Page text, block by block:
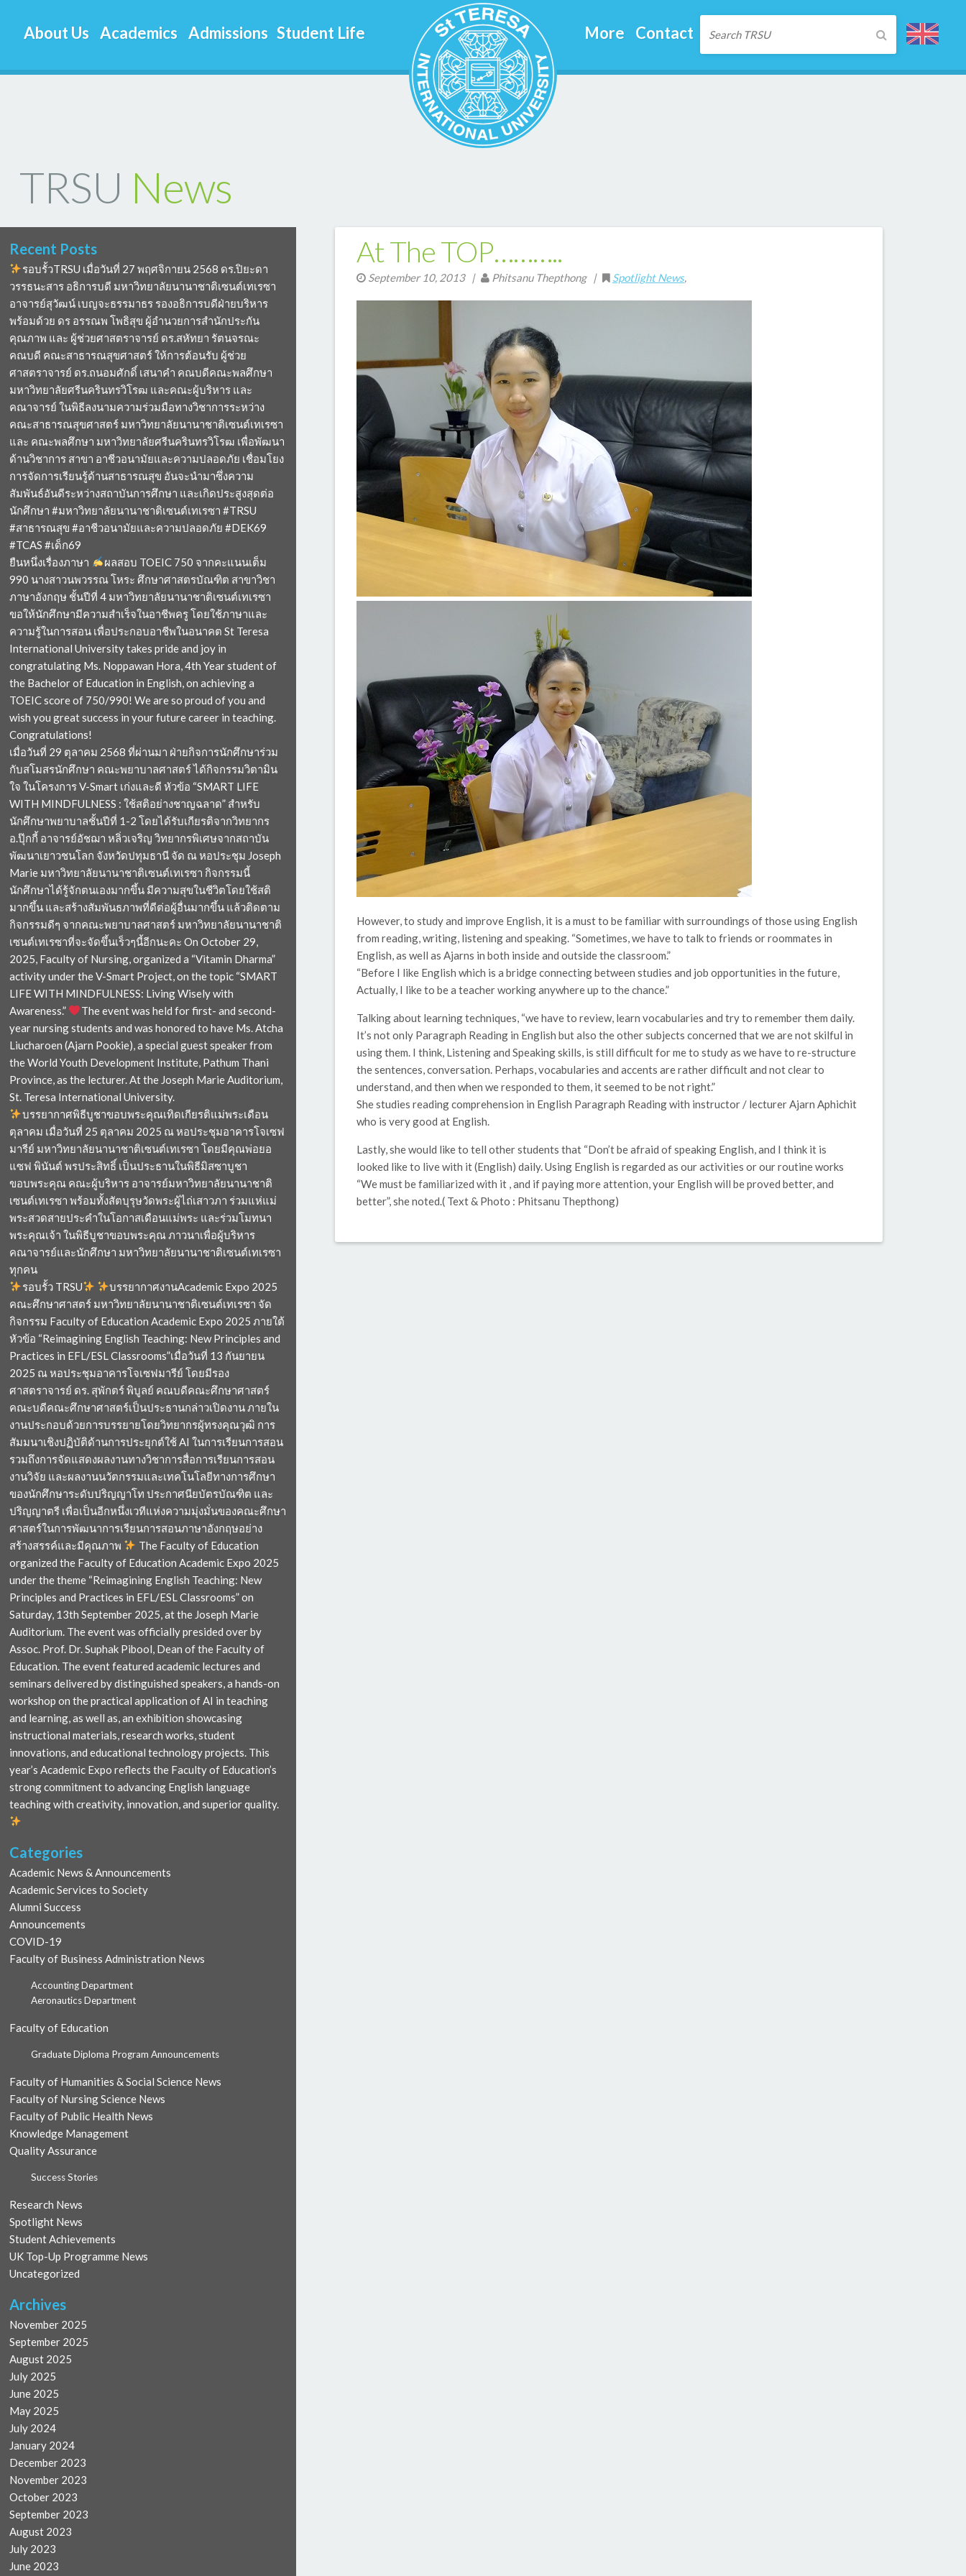
About Us Academics Admissions Student Life More Contact
TRSU News
Recent Posts
รอบรั้วTRSU เมื่อวันที่ 27 พฤศจิกายน 2568 ดร.ปิยะดา
วรรธนะสาร อธิการบดี มหาวิทยาลัยนานาชาติเซนต์เทเรซา
อาจารย์สุวัฒน์ เบญจะธรรมาธร รองอธิการบดีฝ่ายบริหาร
พร้อมด้วย ดร อรรณพ โพธิสุข ผู้อำนวยการสำนักประกัน
คุณภาพ และ ผู้ช่วยศาสตราจารย์ ดร.สหัทยา รัตนจรณะ
คณบดี คณะสาธารณสุขศาสตร์ ให้การต้อนรับ ผู้ช่วย
ศาสตราจารย์ ดร.ถนอมศักดิ์ เสนาคำ คณบดีคณะพลศึกษา
มหาวิทยาลัยศรีนครินทรวิโรฒ และคณะผู้บริหาร และ
คณาจารย์ ในพิธีลงนามความร่วมมือทางวิชาการระหว่าง
คณะสาธารณสุขศาสตร์ มหาวิทยาลัยนานาชาติเซนต์เทเรซา
และ คณะพลศึกษา มหาวิทยาลัยศรีนครินทรวิโรฒ เพื่อพัฒนา
ด้านวิชาการ สาขา อาชีวอนามัยและความปลอดภัย เชื่อมโยง
การจัดการเรียนรู้ด้านสาธารณสุข อันจะนำมาซึ่งความ
สัมพันธ์อันดีระหว่างสถาบันการศึกษา และเกิดประสูงสุดต่อ
นักศึกษา #มหาวิทยาลัยนานาชาติเซนต์เทเรซา #TRSU
#สาธารณสุข #อาชีวอนามัยและความปลอดภัย #DEK69
#TCAS #เด็ก69
ยืนหนึ่งเรื่องภาษา
ผลสอบ TOEIC 750 จากคะแนนเต็ม
990 นางสาวนพวรรณ โหระ ศึกษาศาสตรบัณฑิต สาขาวิชา
ภาษาอังกฤษ ชั้นปีที่ 4 มหาวิทยาลัยนานาชาติเซนต์เทเรซา
ขอให้นักศึกษามีความสำเร็จในอาชีพครู โดยใช้ภาษาและ
ความรู้ในการสอน เพื่อประกอบอาชีพในอนาคต St Teresa
International University takes pride and joy in
congratulating Ms. Noppawan Hora, 4th Year student of
the Bachelor of Education in English, on achieving a
TOEIC score of 750/990! We are so proud of you and
wish you great success in your future career in teaching.
Congratulations!
เมื่อวันที่ 29 ตุลาคม 2568 ที่ผ่านมา ฝ่ายกิจการนักศึกษาร่วม
กับสโมสรนักศึกษา คณะพยาบาลศาสตร์ ได้กิจกรรมวิตามิน
ใจ ในโครงการ V-Smart เก่งและดี หัวข้อ “SMART LIFE
WITH MINDFULNESS : ใช้สติอย่างชาญฉลาด” สำหรับ
นักศึกษาพยาบาลชั้นปีที่ 1-2 โดยได้รับเกียรติจากวิทยากร
อ.ปุ๊กกี้ อาจารย์อัชฌา หลิ่วเจริญ วิทยากรพิเศษจากสถาบัน
พัฒนาเยาวชนโลก จังหวัดปทุมธานี จัด ณ หอประชุม Joseph
Marie มหาวิทยาลัยนานาชาติเซนต์เทเรซา กิจกรรมนี้
นักศึกษาได้รู้จักตนเองมากขึ้น มีความสุขในชีวิตโดยใช้สติ
มากขึ้น และสร้างสัมพันธภาพที่ดีต่อผู้อื่นมากขึ้น แล้วติดตาม
กิจกรรมดีๆ จากคณะพยาบาลศาสตร์ มหาวิทยาลัยนานาชาติ
เซนต์เทเรซาที่จะจัดขึ้นเร็วๆนี้อีกนะคะ On October 29,
2025, Faculty of Nursing, organized a “Vitamin Dharma”
activity under the V-Smart Project, on the topic “SMART
LIFE WITH MINDFULNESS: Living Wisely with
Awareness.”
The event was held for first- and second-
year nursing students and was honored to have Ms. Atcha
Liucharoen (Ajarn Pookie), a special guest speaker from
the World Youth Development Institute, Pathum Thani
Province, as the lecturer. At the Joseph Marie Auditorium,
St. Teresa International University.
บรรยากาศพิธีบูชาขอบพระคุณเทิดเกียรติแม่พระเดือน
ตุลาคม เมื่อวันที่ 25 ตุลาคม 2025 ณ หอประชุมอาคารโจเซฟ
มารีย์ มหาวิทยาลัยนานาชาติเซนต์เทเรซา โดยมีคุณพ่อยอ
แซฟ พินันต์ พรประสิทธิ์ เป็นประธานในพิธีมิสซาบูชา
ขอบพระคุณ คณะผู้บริหาร อาจารย์มหาวิทยาลัยนานาชาติ
เซนต์เทเรซา พร้อมทั้งสัตบุรุษวัดพระผู้ไถ่เสาวภา ร่วมแห่แม่
พระสวดสายประคำในโอกาสเดือนแม่พระ และร่วมโมทนา
พระคุณเจ้า ในพิธีบูชาขอบพระคุณ ภาวนาเพื่อผู้บริหาร
คณาจารย์และนักศึกษา มหาวิทยาลัยนานาชาติเซนต์เทเรซา
ทุกคน
รอบรั้ว TRSU
บรรยากาศงานAcademic Expo 2025
คณะศึกษาศาสตร์ มหาวิทยาลัยนานาชาติเซนต์เทเรซา จัด
กิจกรรม Faculty of Education Academic Expo 2025 ภายใต้
หัวข้อ “Reimagining English Teaching: New Principles and
Practices in EFL/ESL Classrooms”เมื่อวันที่ 13 กันยายน
2025 ณ หอประชุมอาคารโจเซฟมารีย์ โดยมีรอง
ศาสตราจารย์ ดร. สุพักตร์ พิบูลย์ คณบดีคณะศึกษาศาสตร์
คณะบดีคณะศึกษาศาสตร์เป็นประธานกล่าวเปิดงาน ภายใน
งานประกอบด้วยการบรรยายโดยวิทยากรผู้ทรงคุณวุฒิ การ
สัมมนาเชิงปฏิบัติด้านการประยุกต์ใช้ AI ในการเรียนการสอน
รวมถึงการจัดแสดงผลงานทางวิชาการสื่อการเรียนการสอน
งานวิจัย และผลงานนวัตกรรมและเทคโนโลยีทางการศึกษา
ของนักศึกษาระดับปริญญาโท ประกาศนียบัตรบัณฑิต และ
ปริญญาตรี เพื่อเป็นอีกหนึ่งเวทีแห่งความมุ่งมั่นของคณะศึกษา
ศาสตร์ในการพัฒนาการเรียนการสอนภาษาอังกฤษอย่าง
สร้างสรรค์และมีคุณภาพ
The Faculty of Education
organized the Faculty of Education Academic Expo 2025
under the theme “Reimagining English Teaching: New
Principles and Practices in EFL/ESL Classrooms” on
Saturday, 13th September 2025, at the Joseph Marie
Auditorium. The event was officially presided over by
Assoc. Prof. Dr. Suphak Pibool, Dean of the Faculty of
Education. The event featured academic lectures and
seminars delivered by distinguished speakers, a hands-on
workshop on the practical application of AI in teaching
and learning, as well as, an exhibition showcasing
instructional materials, research works, student
innovations, and educational technology projects. This
year’s Academic Expo reflects the Faculty of Education’s
strong commitment to advancing English language
teaching with creativity, innovation, and superior quality.
Categories
Academic News & Announcements
Academic Services to Society
Alumni Success
Announcements
COVID-19
Faculty of Business Administration News
Accounting Department
Aeronautics Department
Faculty of Education
Graduate Diploma Program Announcements
Faculty of Humanities & Social Science News
Faculty of Nursing Science News
Faculty of Public Health News
Knowledge Management
Quality Assurance
Success Stories
Research News
Spotlight News
Student Achievements
UK Top-Up Programme News
Uncategorized
Archives
November 2025
September 2025
August 2025
July 2025
June 2025
May 2025
July 2024
January 2024
December 2023
November 2023
October 2023
September 2023
August 2023
July 2023
June 2023
At The TOP………..
September 10, 2013| Phitsanu Thepthong | Spotlight News,
However, to study and improve English, it is a must to be familiar with surroundings of those using English
from reading, writing, listening and speaking. “Sometimes, we have to talk to friends or roommates in
English, as well as Ajarns in both inside and outside the classroom.”
“Before I like English which is a bridge connecting between studies and job opportunities in the future,
Actually, I like to be a teacher working anywhere up to the chance.”
Talking about learning techniques, “we have to review, learn vocabularies and try to remember them daily.
It’s not only Paragraph Reading in English but also the other subjects concerned that we are not skilful in
using them. I think, Listening and Speaking skills, is still difficult for me to study as we have to re-structure
the sentences, conversation. Perhaps, vocabularies and accents are rather difficult and not clear to
understand, and then when we responded to them, it seemed to be not right.”
She studies reading comprehension in English Paragraph Reading with instructor / lecturer Ajarn Aphichit
who is very good at English.
Lastly, she would like to tell other students that “Don’t be afraid of speaking English, and I think it is
looked like to live with it (English) daily. Using English is regarded as our activities or our routine works
“We must be familiarized with it , and if paying more attention, your English will be proved better, and
better”, she noted.( Text & Photo : Phitsanu Thepthong)